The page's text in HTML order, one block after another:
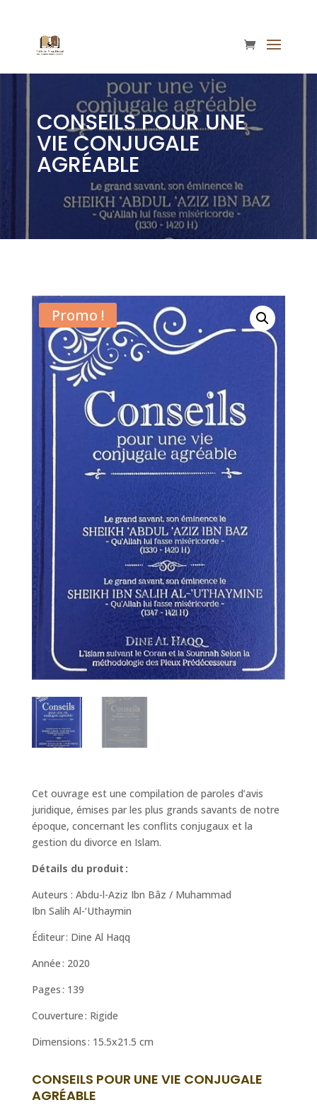
CONSEILS POUR UNE
VIE CONJUGALE
AGRÉABLE
Promo !
Cet ouvrage est une compilation de paroles d’avis
juridique, émises par les plus grands savants de notre
époque, concernant les conflits conjugaux et la
gestion du divorce en Islam.
Détails du produit :
Auteurs : Abdu-l-Aziz Ibn Bâz / Muhammad
Ibn Salih Al-‘Uthaymin
Éditeur : Dine Al Haqq
Année : 2020
Pages : 139
Couverture : Rigide
Dimensions : 15.5x21.5 cm
CONSEILS POUR UNE VIE CONJUGALE
AGRÉABLE